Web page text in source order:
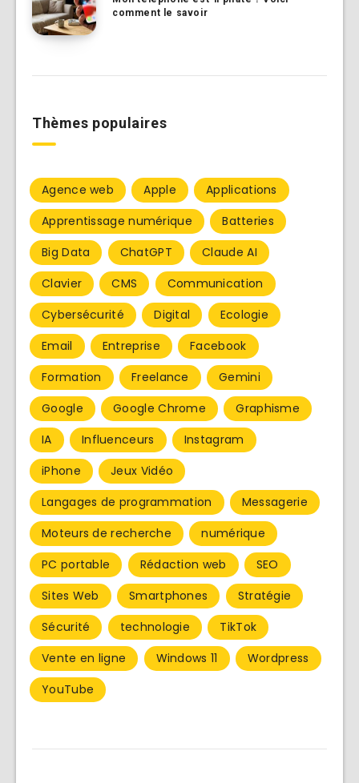
comment le savoir
Thèmes populaires
Agence web Apple
Applications
Apprentissage numérique
Batteries
Big Data
ChatGPT
Claude AI
Clavier
CMS
Communication
Cybersécurité
Digital
Ecologie
Email
Entreprise
Facebook
Formation
Freelance
Gemini
Google
Google Chrome
Graphisme
IA
Influenceurs
Instagram
iPhone
Jeux Vidéo
Langages de programmation
Messagerie
Moteurs de recherche
numérique
PC portable
Rédaction web
SEO
Sites Web
Smartphones
Stratégie
Sécurité
technologie
TikTok
Vente en ligne
Windows 11
Wordpress
YouTube